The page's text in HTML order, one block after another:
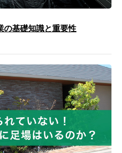
の基礎知識と重要性